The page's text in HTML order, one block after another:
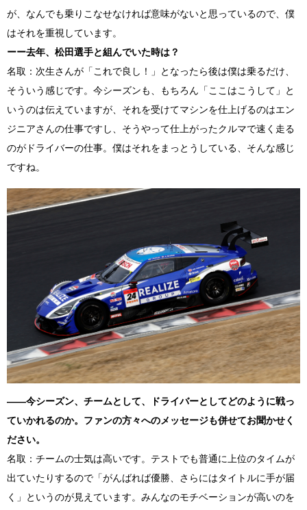
が、なんでも乗りこなせなければ意味がないと思っているので、僕
はそれを重視しています。
ーー去年、松田選手と組んでいた時は？
名取：次生さんが「これで良し！」となったら後は僕は乗るだけ、
そういう感じです。今シーズンも、もちろん「ここはこうして」と
いうのは伝えていますが、それを受けてマシンを仕上げるのはエン
ジニアさんの仕事ですし、そうやって仕上がったクルマで速く走る
のがドライバーの仕事。僕はそれをまっとうしている、そんな感じ
ですね。
――今シーズン、チームとして、ドライバーとしてどのように戦っ
ていかれるのか。ファンの方々へのメッセージも併せてお聞かせく
ださい。
名取：チームの士気は高いです。テストでも普通に上位のタイムが
出ていたりするので「がんばれば優勝、さらにはタイトルに手が届
く」というのが見えています。みんなのモチベーションが高いのを